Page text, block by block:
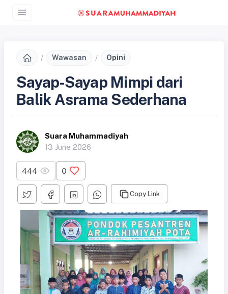
Wawasan Opini
Sayap-Sayap Mimpi dari
Balik Asrama Sederhana
Suara Muhammadiyah
13 June 2026
444 0
Copy Link